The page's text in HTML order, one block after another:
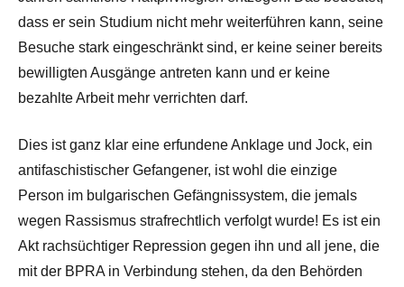
dass er sein Studium nicht mehr weiterführen kann, seine
Besuche stark eingeschränkt sind, er keine seiner bereits
bewilligten Ausgänge antreten kann und er keine
bezahlte Arbeit mehr verrichten darf.
Dies ist ganz klar eine erfundene Anklage und Jock, ein
antifaschistischer Gefangener, ist wohl die einzige
Person im bulgarischen Gefängnissystem, die jemals
wegen Rassismus strafrechtlich verfolgt wurde! Es ist ein
Akt rachsüchtiger Repression gegen ihn und all jene, die
mit der BPRA in Verbindung stehen, da den Behörden